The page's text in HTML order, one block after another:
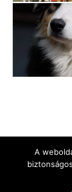
Jogi
A